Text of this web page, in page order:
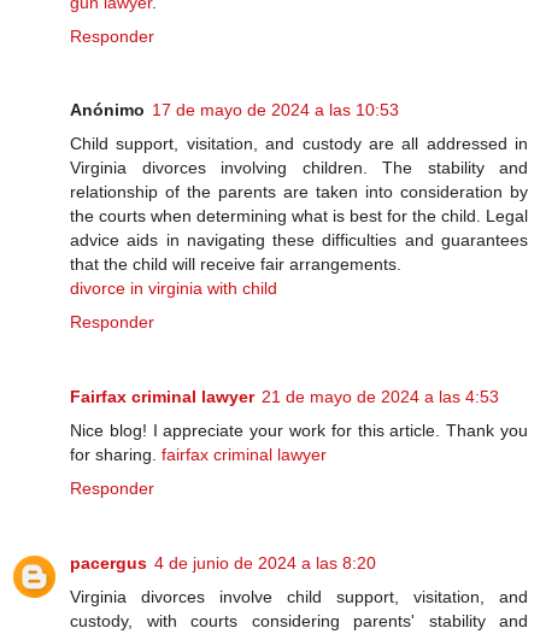
Responder
Anónimo 17 de mayo de 2024 a las 10:53
Child support, visitation, and custody are all addressed in
Virginia divorces involving children. The stability and
relationship of the parents are taken into consideration by
the courts when determining what is best for the child. Legal
advice aids in navigating these difficulties and guarantees
that the child will receive fair arrangements.
divorce in virginia with child
Responder
Fairfax criminal lawyer 21 de mayo de 2024 a las 4:53
Nice blog! I appreciate your work for this article. Thank you
for sharing. fairfax criminal lawyer
Responder
pacergus 4 de junio de 2024 a las 8:20
Virginia divorces involve child support, visitation, and
custody, with courts considering parents' stability and